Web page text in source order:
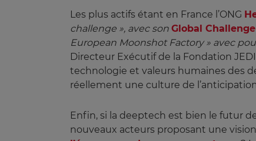
Les plus actifs étant en France l’ONG
challenge », avec son Global Challenge
European Moonshot Factory » avec
Directeur Exécutif de la Fondation
technologie et valeurs humaines des
réellement une culture de
Enfin, si la deeptech est bien le futur
nouveaux acteurs proposant une